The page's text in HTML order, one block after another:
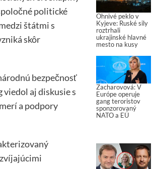
politické
štátmi s
skôr
bezpečnosť
aj diskusie s
a podpory
Ohnivé peklo v
Kyjeve: Ruské sily
roztrhali
ukrajinské hlavné
mesto na kusy
Zacharovová: V
Európe operuje
gang teroristov
sponzorovaný
NATO a EÚ